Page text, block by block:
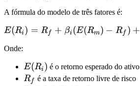
A fórmula do modelo de três fatores é:
E(Ri ) = Rf + βi (E(Rm) − Rf ) +
Onde:
E(R_i)
E(Ri ) é o retorno esperado do
R_f
Rf é a taxa de retorno livre de risco